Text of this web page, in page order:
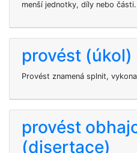
menší jednotky, díly nebo části.
provést (úkol)
Provést znamená splnit,
provést
(disertace)